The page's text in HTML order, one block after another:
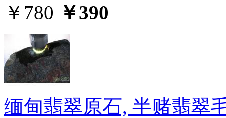
￥780 ￥390
缅甸翡翠原石, 半赌翡翠